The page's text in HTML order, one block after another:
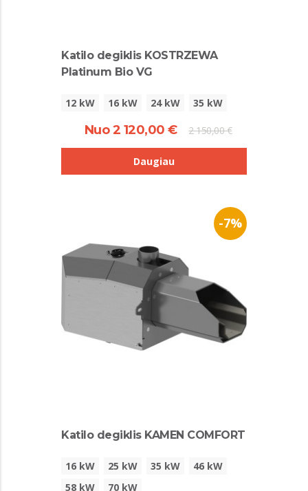
Katilo degiklis KOSTRZEWA
Platinum Bio VG
12 kW 16 kW 24 kW 35 kW
Nuo 2 120,00 € 2 150,00 €
Daugiau
-7%
Katilo degiklis KAMEN COMFORT
16 kW 25 kW 35 kW
46 kW
58 kW
70 kW